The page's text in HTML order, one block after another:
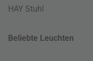
HAY Stuhl
Beliebte Leuchten